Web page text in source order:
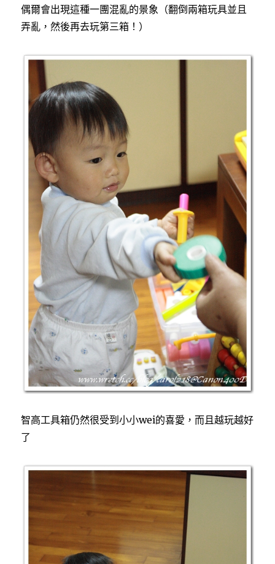
偶爾會出現這種一團混亂的景象（翻倒兩箱玩具並且
弄亂，然後再去玩第三箱！）
智高工具箱仍然很受到小小wei的喜愛，而且越玩越好
了